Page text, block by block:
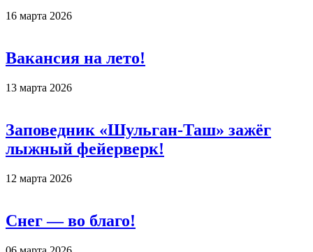
16 марта 2026
Вакансия на лето!
13 марта 2026
Заповедник «Шульган-Таш» зажёг
лыжный фейерверк!
12 марта 2026
Снег — во благо!